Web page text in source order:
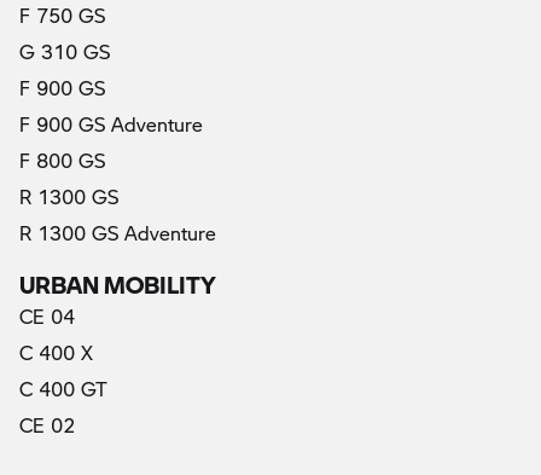
F 750 GS
G 310 GS
F 900 GS
F 900 GS Adventure
F 800 GS
R 1300 GS
R 1300 GS Adventure
URBAN MOBILITY
CE 04
C 400 X
C 400 GT
CE 02